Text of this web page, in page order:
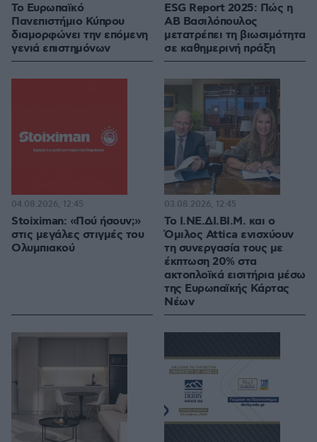
Το Ευρωπαϊκό
Πανεπιστήμιο Κύπρου
διαμορφώνει την επόμενη
γενιά επιστημόνων
ESG Report 2025: Πώς η
ΑΒ Βασιλόπουλος
μετατρέπει τη βιωσιμότητα
σε καθημερινή πράξη
Stoiximan: «Πού ήσουν;»
στις μεγάλες στιγμές του
Ολυμπιακού
04.08.2026, 12:45
Το Ι.ΝΕ.ΔΙ.ΒΙ.Μ. και o
Όμιλος Attica ενισχύουν
τη συνεργασία τους με
έκπτωση 20% στα
ακτοπλοϊκά εισιτήρια μέσω
της Ευρωπαϊκής Κάρτας
Νέων
03.08.2026, 12:45